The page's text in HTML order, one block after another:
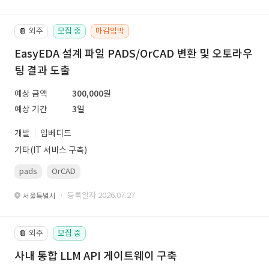
📔 외주 모집 중 마감임박
EasyEDA 설계 파일 PADS/OrCAD 변환 및 오토라우
팅 결과 도출
예상 금액
300,000원
예상 기간
3일
개발
임베디드
기타(IT 서비스 구축)
pads OrCAD
서울특별시 · 등록일자 2026.07.27.
📔 외주 모집 중
사내 통합 LLM API 게이트웨이 구축